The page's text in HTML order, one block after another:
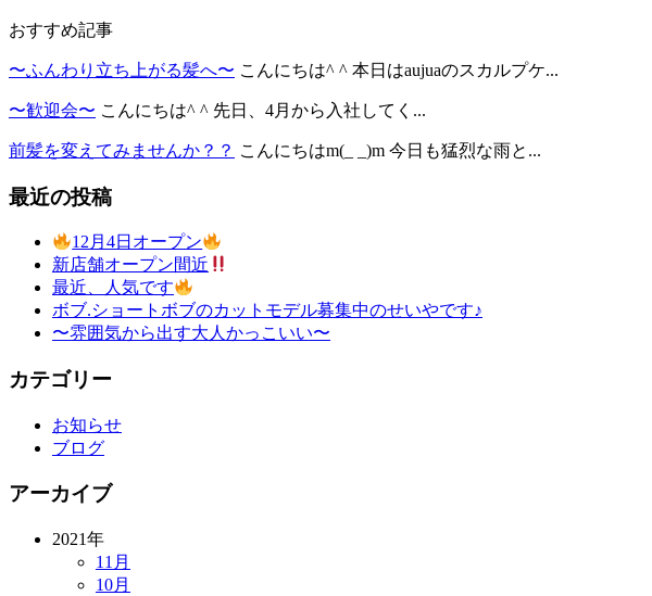
おすすめ記事
〜ふんわり立ち上がる髪へ〜 こんにちは^ ^ 本日はaujuaのスカルプケ...
〜歓迎会〜 こんにちは^ ^ 先日、4月から入社してく...
前髪を変えてみませんか？？ こんにちはm(_ _)m 今日も猛烈な雨と...
最近の投稿
12月4日オープン
新店舗オープン間近
最近、人気です
ボブ.ショートボブのカットモデル募集中のせいやです♪
〜雰囲気から出す大人かっこいい〜
カテゴリー
お知らせ
ブログ
アーカイブ
2021年
11月
10月